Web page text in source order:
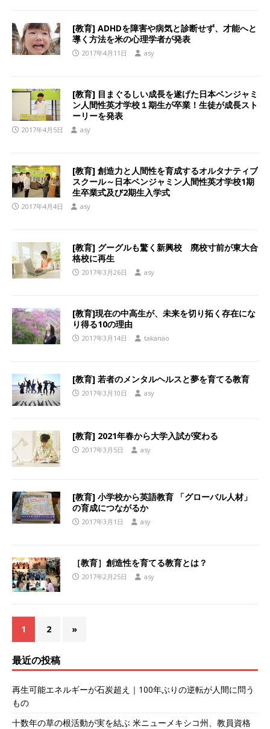
[教育] ADHDを障害や病気と診断せず、才能へと
導く方法を米の心理学者が発表
2017年4月11日 asy
[教育] 目まぐるしい成長を遂げた日本ベンジャミ
ン人間性英才学校１期生が卒業！生徒が成長スト
ーリーを発表
2017年4月5日 asy
[教育] 創造力と人間性を育成するオルタナティブ
スクール～日本ベンジャミン人間性英才学校1期
生卒業式及び2期生入学式
2017年4月4日 asy
[教育] グーグルも驚く新興校 廃校寸前が東大合
格校に再生
2017年3月26日 asy
[教育]現在の中高生が、未来を切り拓く存在にな
り得る10の理由
2017年3月14日 takanao
[教育] 若者のメンタルヘルスと夢を育てる教育
2017年3月10日 asy
[教育] 2021年春から大学入試が変わる
2017年3月5日 asy
[教育] 小学校から英語教育 「グローバル人材」
の育成につながるか
2017年3月1日 asy
［教育］創造性を育てる教育とは？
2017年2月25日 asy
1 2 »
最近の投稿
再生可能エネルギーが石炭超え｜100年ぶりの逆転が人間に問う
もの
十数年の草の根活動が実を結ぶ 米ニューメキシコ州、教員資格